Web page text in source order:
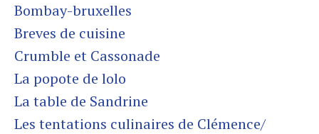
Bombay-bruxelles
Breves de cuisine
Crumble et Cassonade
La popote de lolo
La table de Sandrine
Les tentations culinaires de Clémence/